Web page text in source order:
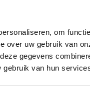
om
over uw gebruik van
gegevens
van hun